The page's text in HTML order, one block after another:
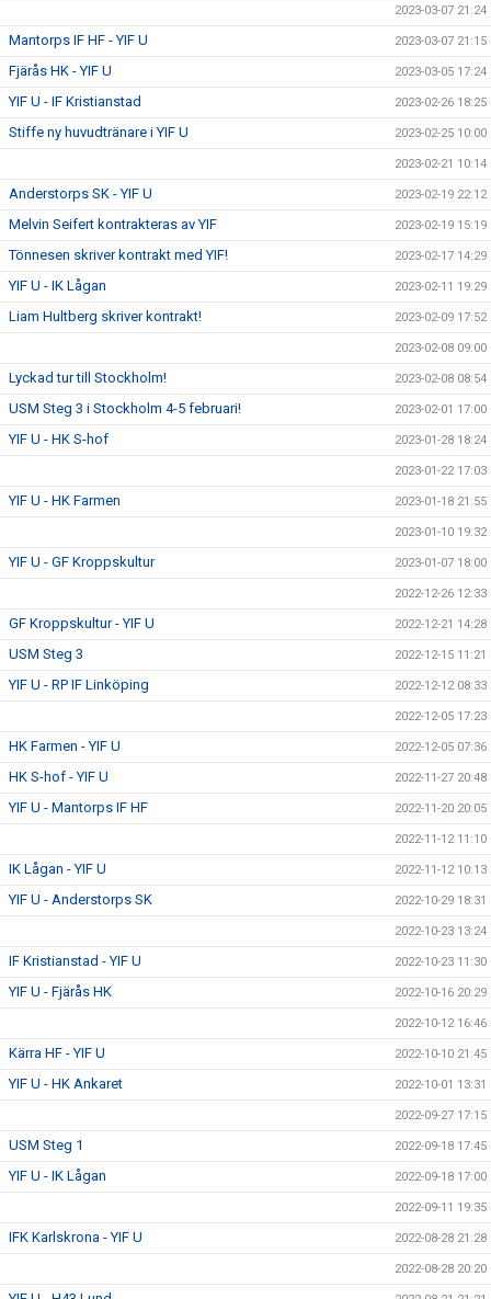
2023-03-07 21:24
Mantorps IF HF - YIF U 2023-03-07 21:15
Fjärås HK - YIF U 2023-03-05 17:24
YIF U - IF Kristianstad 2023-02-26 18:25
Stiffe ny huvudtränare i YIF U 2023-02-25 10:00
2023-02-21 10:14
Anderstorps SK - YIF U 2023-02-19 22:12
Melvin Seifert kontrakteras av YIF 2023-02-19 15:19
Tönnesen skriver kontrakt med YIF! 2023-02-17 14:29
YIF U - IK Lågan 2023-02-11 19:29
Liam Hultberg skriver kontrakt! 2023-02-09 17:52
2023-02-08 09:00
Lyckad tur till Stockholm! 2023-02-08 08:54
USM Steg 3 i Stockholm 4-5 februari! 2023-02-01 17:00
YIF U - HK S-hof 2023-01-28 18:24
2023-01-22 17:03
YIF U - HK Farmen 2023-01-18 21:55
2023-01-10 19:32
YIF U - GF Kroppskultur 2023-01-07 18:00
2022-12-26 12:33
GF Kroppskultur - YIF U 2022-12-21 14:28
USM Steg 3 2022-12-15 11:21
YIF U - RP IF Linköping 2022-12-12 08:33
2022-12-05 17:23
HK Farmen - YIF U 2022-12-05 07:36
HK S-hof - YIF U 2022-11-27 20:48
YIF U - Mantorps IF HF 2022-11-20 20:05
2022-11-12 11:10
IK Lågan - YIF U 2022-11-12 10:13
YIF U - Anderstorps SK 2022-10-29 18:31
2022-10-23 13:24
IF Kristianstad - YIF U 2022-10-23 11:30
YIF U - Fjärås HK 2022-10-16 20:29
2022-10-12 16:46
Kärra HF - YIF U 2022-10-10 21:45
YIF U - HK Ankaret 2022-10-01 13:31
2022-09-27 17:15
USM Steg 1 2022-09-18 17:45
YIF U - IK Lågan 2022-09-18 17:00
2022-09-11 19:35
IFK Karlskrona - YIF U 2022-08-28 21:28
2022-08-28 20:20